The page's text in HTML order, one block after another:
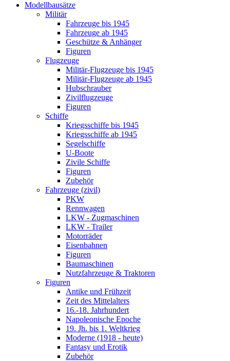
Modellbausätze
Militär
Fahrzeuge bis 1945
Fahrzeuge ab 1945
Geschütze & Anhänger
Figuren
Flugzeuge
Militär-Flugzeuge bis 1945
Militär-Flugzeuge ab 1945
Hubschrauber
Zivilflugzeuge
Figuren
Schiffe
Kriegsschiffe bis 1945
Kriegsschiffe ab 1945
Segelschiffe
U-Boote
Zivile Schiffe
Figuren
Zubehör
Fahrzeuge (zivil)
PKW
Rennwagen
LKW - Zugmaschinen
LKW - Trailer
Motorräder
Eisenbahnen
Figuren
Baumaschinen
Nutzfahrzeuge & Traktoren
Figuren
Antike und Frühzeit
Zeit des Mittelalters
16.-18. Jahrhundert
Napoleonische Epoche
19. Jh. bis 1. Weltkrieg
Moderne (1918 - heute)
Fantasy und Erotik
Zubehör